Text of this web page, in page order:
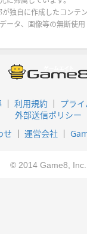
独自に作成したコンテ
ータ、画像等の無断使
利用規約
プラ
外部送信ポリシー
せ
運営会社
© 2014 Game8, Inc.